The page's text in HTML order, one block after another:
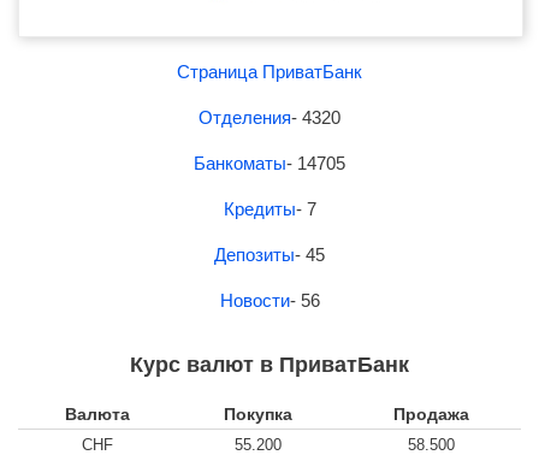
Страница ПриватБанк
Отделения- 4320
Банкоматы- 14705
Кредиты- 7
Депозиты- 45
Новости- 56
Курс валют в ПриватБанк
Валюта Покупка Продажа
CHF 55.200
58.500